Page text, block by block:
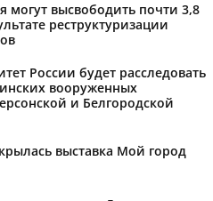
могут высвободить почти 3,8
реструктуризации
России будет расследовать
вооруженных
и Белгородской
выставка Мой город